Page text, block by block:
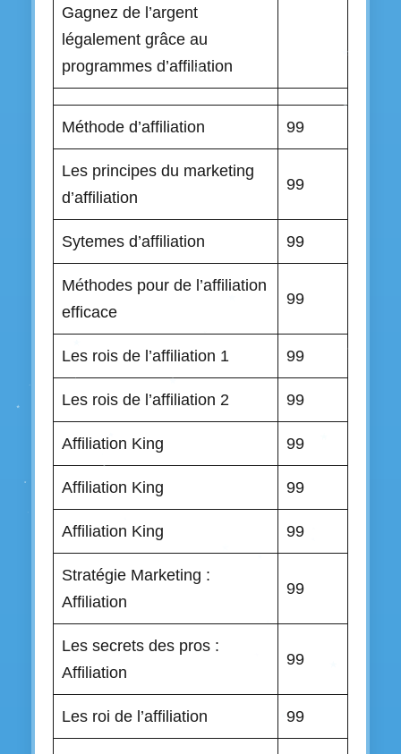
Gagnez de l’argent
légalement grâce au
programmes d’affiliation
Méthode d’affiliation 99
Les principes du marketing
d’affiliation
99
Sytemes d’affiliation 99
Méthodes pour de l’affiliation
efficace
99
Les rois de l’affiliation 1 99
Les rois de l’affiliation 2 99
Affiliation King 99
Affiliation King 99
Affiliation King 99
Stratégie Marketing :
Affiliation
99
Les secrets des pros :
Affiliation
99
Les roi de l’affiliation 99